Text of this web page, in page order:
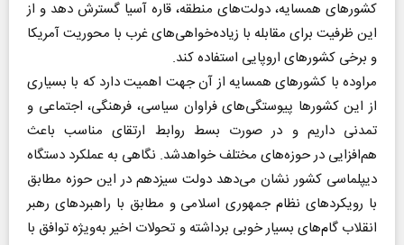
کشورهای همسایه، دولت‌های منطقه، قاره آسیا گسترش دهد و از
این ظرفیت برای مقابله با زیاده‌‌خواهی‌های غرب با محوریت آمریکا
و برخی کشورهای اروپایی استفاده کند.
مراوده با کشورهای همسایه از آن جهت اهمیت دارد که با بسیاری
از این کشورها پیوستگی‌های فراوان سیاسی، فرهنگی، ‌اجتماعی و
تمدنی داریم و در صورت بسط روابط ارتقای مناسب باعث
هم‌افزایی در حوزه‌های مختلف خواهدشد. نگاهی به عملکرد دستگاه
دیپلماسی کشور نشان می‌دهد دولت سیزدهم در این حوزه مطابق
با رویکردهای نظام جمهوری اسلامی و مطابق با راهبردهای رهبر
انقلاب گام‌های بسیار خوبی برداشته و تحولات اخیر به‌ویژه توافق با